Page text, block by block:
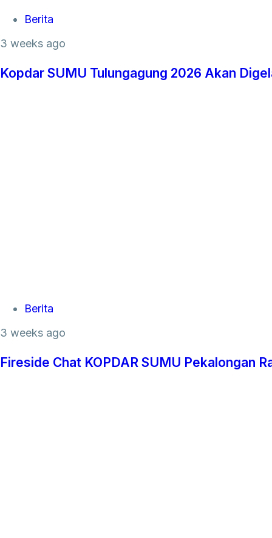
Tags Berita
3 weeks ago
Kopdar SUMU Tulungagung 2026 Akan
Tags Berita
3 weeks ago
Fireside Chat KOPDAR SUMU Pekalongan